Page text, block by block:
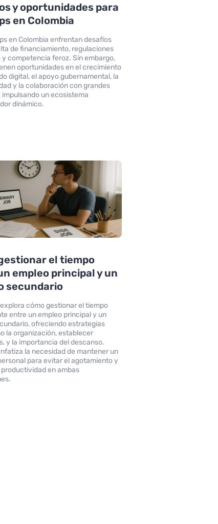
y oportunidades para
en Colombia
en Colombia enfrentan desafíos
de financiamiento, regulaciones
competencia feroz. Sin embargo,
oportunidades en el crecimiento
digital, el apoyo gubernamental, la
y la colaboración con grandes
impulsando un ecosistema
dinámico.
el tiempo
empleo principal y un
secundario
cómo gestionar el tiempo
entre un empleo principal y un
ofreciendo estrategias
la organización, establecer
y la importancia del descanso.
la necesidad de mantener un
para evitar el agotamiento y
en ambas